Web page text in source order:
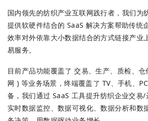
国内领先的纺织产业互联网践行者，我们为
提供软硬件结合的 SaaS 解决方案帮助传统
效率对外依靠大小数据结合的方式链接产业
易服务。
目前产品功能覆盖了 交易、⽣产、质检、
网 ) 等业务场景，终端覆盖了 TV、手机、
备，我们通过 SaaS 工具提升纺织企业交易
实时数据监控、数据可视化、数据分析和数